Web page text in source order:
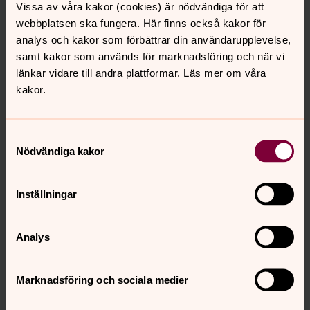
Vissa av våra kakor (cookies) är nödvändiga för att
webbplatsen ska fungera. Här finns också kakor för
analys och kakor som förbättrar din användarupplevelse,
samt kakor som används för marknadsföring och när vi
länkar vidare till andra plattformar. Läs mer om våra
kakor.
Nödvändiga kakor
Inställningar
Analys
Marknadsföring och sociala medier
Hyvää joulua kaikille!
För att se innehållet behöver du acceptera kakor
Anders reads the Christmas gospel
Anders as he reads the Christmas gospel.